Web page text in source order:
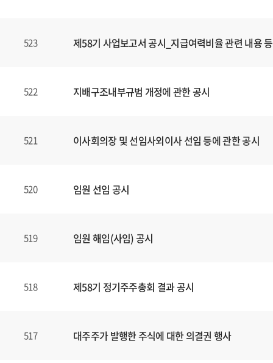
523 제58기 사업보고서 공시_지급여력비율 관련 내용
522 지배구조내부규범 개정에 관한 공시
521 이사회의장 및 선임사외이사 선임 등에 관한 공시
520 임원 선임 공시
519 임원 해임(사임) 공시
518 제58기 정기주주총회 결과 공시
517 대주주가 발행한 주식에 대한 의결권 행사